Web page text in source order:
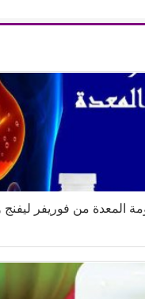
المعدة من فوريفر ليفنج